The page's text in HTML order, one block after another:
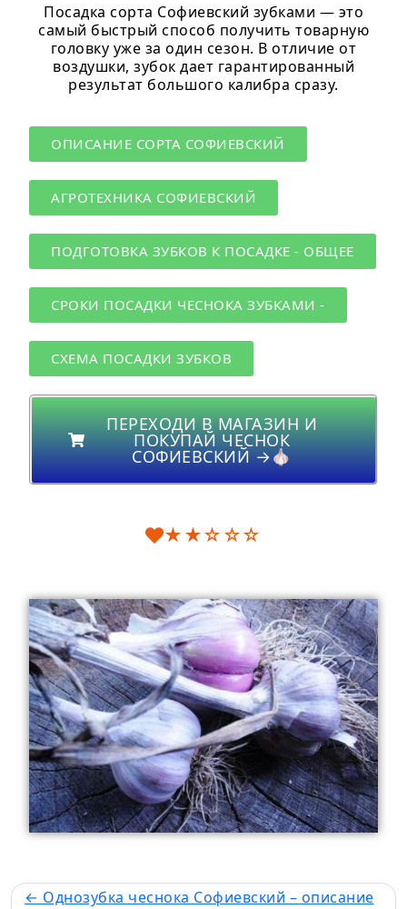
Посадка сорта Софиевский зубками — это
самый быстрый способ получить товарную
головку уже за один сезон. В отличие от
воздушки, зубок дает гарантированный
результат большого калибра сразу.
ОПИСАНИЕ СОРТА СОФИЕВСКИЙ
АГРОТЕХНИКА СОФИЕВСКИЙ
ПОДГОТОВКА ЗУБКОВ К ПОСАДКЕ - ОБЩЕЕ
СРОКИ ПОСАДКИ ЧЕСНОКА ЗУБКАМИ -
СХЕМА ПОСАДКИ ЗУБКОВ
ПЕРЕХОДИ В МАГАЗИН И
ПОКУПАЙ ЧЕСНОК
СОФИЕВСКИЙ →🧄
★★☆☆☆
Однозубка чеснока Софиевский – описание